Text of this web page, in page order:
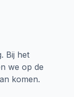
Bij het
we op de
komen.